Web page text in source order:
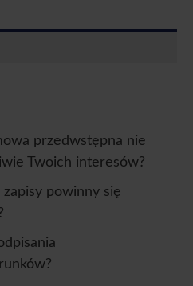
przedwstępna nie
Twoich interesów?
zapisy powinny się